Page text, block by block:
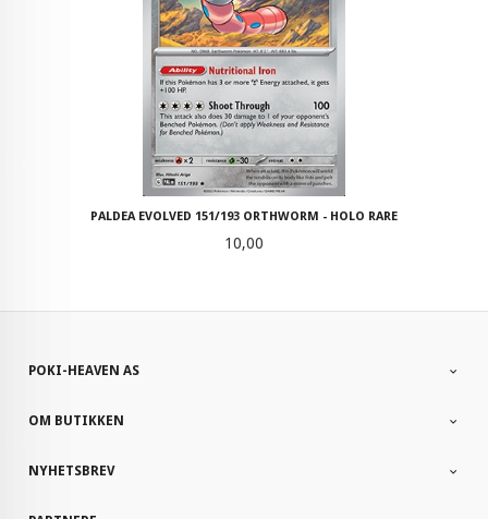
PALDEA EVOLVED 151/193 ORTHWORM - HOLO RARE
Pris
10,00
POKI-HEAVEN AS
OM BUTIKKEN
NYHETSBREV